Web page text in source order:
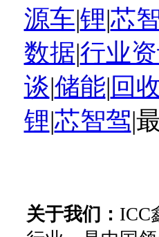
源车|锂|芯
数据|行业
谈|储能|回
锂|芯智驾|
关于我们： ICC